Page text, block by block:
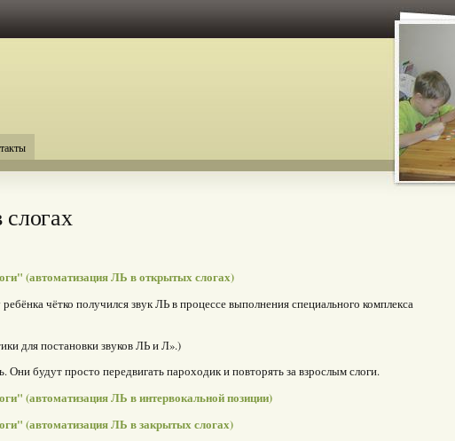
(автоматизация ЛЬ в открытых слогах)
чётко получился звук ЛЬ в процессе выполнения специального комплекса
для постановки звуков ЛЬ и Л».)
будут просто передвигать пароходик и повторять за взрослым слоги.
(автоматизация ЛЬ в интервокальной позиции)
(автоматизация ЛЬ в закрытых слогах)